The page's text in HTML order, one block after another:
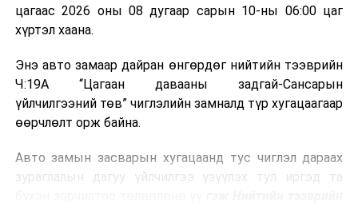
Япон, Герман, Швейцар, Нидерланд, Өмнөд Солонгос
зэрэг улс лаг хатаах, шатаах технологийг ашиглаж
байна. Тухайлбал, Германд лаг шатаах үйлдвэрээс
гарсан үнснээс фосфор сэргээн авах технологи
ашигладаг бол Нидерландад төвлөрсөн лаг
боловсруулах үйлдвэрүүдээр дулаан, цахилгаан
Ийнхүү лаг хатаах, шатаах технологийг лагийн
цагаас 2026 оны 08 дугаар сарын 10-ны 06:00 цаг
хүртэл хаана.
Энэ авто замаар дайран өнгөрдөг нийтийн тээврийн
Ч:19А “Цагаан давааны задгай-Сансарын
үйлчилгээний төв” чиглэлийн замналд түр хугацаагаар
өөрчлөлт орж байна.
Авто замын засварын хугацаанд тус чиглэл дараах
зураглалын дагуу үйлчилгээ үзүүлэх тул иргэд та